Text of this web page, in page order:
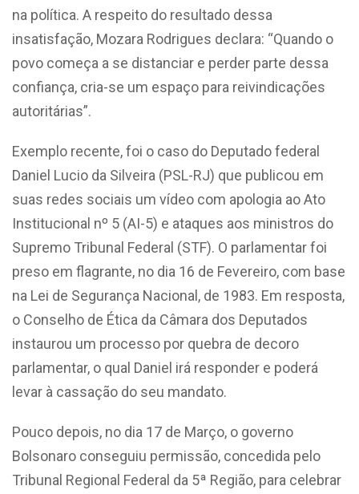
na política. A respeito do resultado dessa
insatisfação, Mozara Rodrigues declara: “Quando o
povo começa a se distanciar e perder parte dessa
confiança, cria-se um espaço para reivindicações
autoritárias”.
Exemplo recente, foi o caso do Deputado federal
Daniel Lucio da Silveira (PSL-RJ) que publicou em
suas redes sociais um vídeo com apologia ao Ato
Institucional nº 5 (AI-5) e ataques aos ministros do
Supremo Tribunal Federal (STF). O parlamentar foi
preso em flagrante, no dia 16 de Fevereiro, com base
na Lei de Segurança Nacional, de 1983. Em resposta,
o Conselho de Ética da Câmara dos Deputados
instaurou um processo por quebra de decoro
parlamentar, o qual Daniel irá responder e poderá
levar à cassação do seu mandato.
Pouco depois, no dia 17 de Março, o governo
Bolsonaro conseguiu permissão, concedida pelo
Tribunal Regional Federal da 5ª Região, para celebrar